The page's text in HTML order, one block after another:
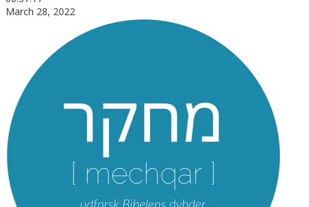
March 28, 2022